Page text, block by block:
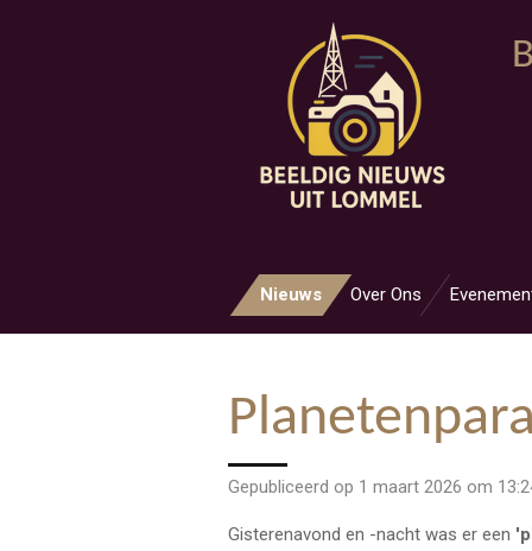
Nieuws Over Ons
Gepubliceerd op 1 maart 2026 om
Gisterenavond en -nacht was er een